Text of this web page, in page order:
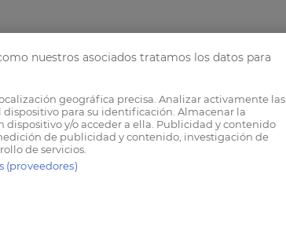
nuestros asociados tratamos los datos para
geográfica precisa. Analizar activamente las
dispositivo para su identificación. Almacenar la
dispositivo y/o acceder a ella. Publicidad y contenido
de publicidad y contenido, investigación de
de servicios.
(proveedores)